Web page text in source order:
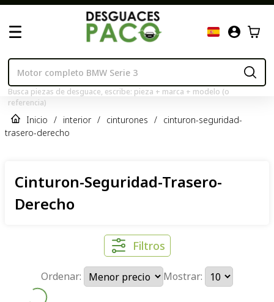
Busca piezas de desguace, escribe: pieza + marca + modelo (o
referencia)
Inicio / interior / cinturones / cinturon-seguridad-
trasero-derecho
Cinturon-Seguridad-Trasero-
Derecho
Filtros
Ordenar: Mostrar: